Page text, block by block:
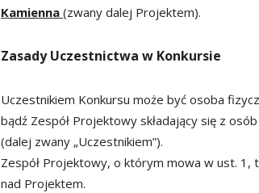
Kamienna (zwany dalej Projektem).
Zasady Uczestnictwa w Konkursie
Uczestnikiem Konkursu może być osoba
bądź Zespół Projektowy składający się z
(dalej zwany „Uczestnikiem”).
Zespół Projektowy, o którym mowa w ust.
nad Projektem.